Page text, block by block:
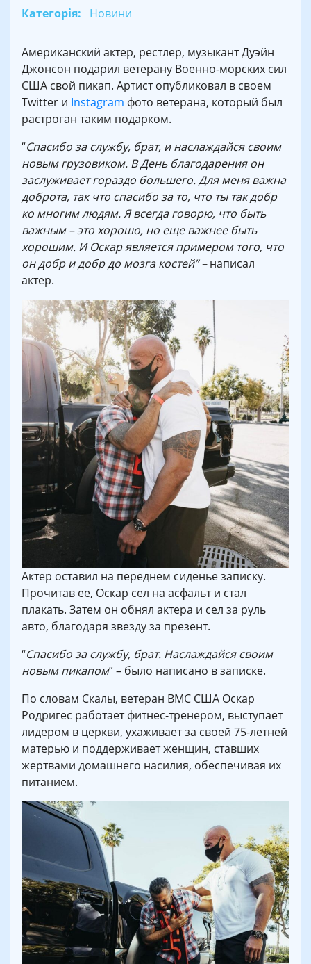
Категорія: Новини
Американский актер, рестлер, музыкант Дуэйн
Джонсон подарил ветерану Военно-морских сил
США свой пикап. Артист опубликовал в своем
Twitter и Instagram фото ветерана, который был
растроган таким подарком.
“Спасибо за службу, брат, и наслаждайся своим
новым грузовиком. В День благодарения он
заслуживает гораздо большего. Для меня важна
доброта, так что спасибо за то, что ты так добр
ко многим людям. Я всегда говорю, что быть
важным – это хорошо, но еще важнее быть
хорошим. И Оскар является примером того, что
он добр и добр до мозга костей” –написал
актер.
Актер оставил на переднем сиденье записку.
Прочитав ее, Оскар сел на асфальт и стал
плакать. Затем он обнял актера и сел за руль
авто, благодаря звезду за презент.
“Спасибо за службу, брат. Наслаждайся своим
новым пикапом” – было написано в записке.
По словам Скалы, ветеран ВМС США Оскар
Родригес работает фитнес-тренером, выступает
лидером в церкви, ухаживает за своей 75-летней
матерью и поддерживает женщин, ставших
жертвами домашнего насилия, обеспечивая их
питанием.